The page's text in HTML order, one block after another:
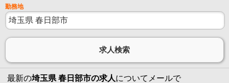
勤務地
最新の埼玉県 春日部市の求人についてメールで